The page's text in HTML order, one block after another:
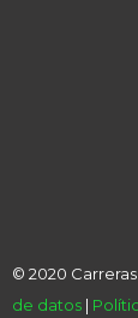
© 2020
de datos |